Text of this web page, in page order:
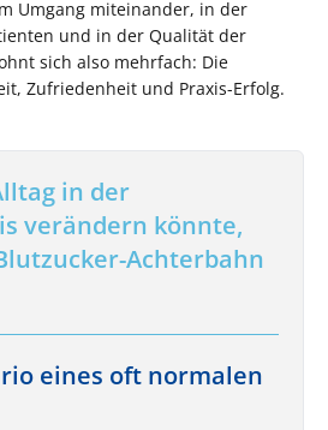
Umgang miteinander, in der
und in der Qualität der
sich also mehrfach: Die
Zufriedenheit und Praxis-Erfolg.
in der
verändern könnte,
Achterbahn
eines oft normalen